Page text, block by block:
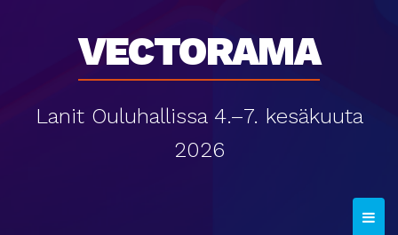
Vectorama
Lanit Ouluhallissa 4.–7. kesäkuuta
2026
T